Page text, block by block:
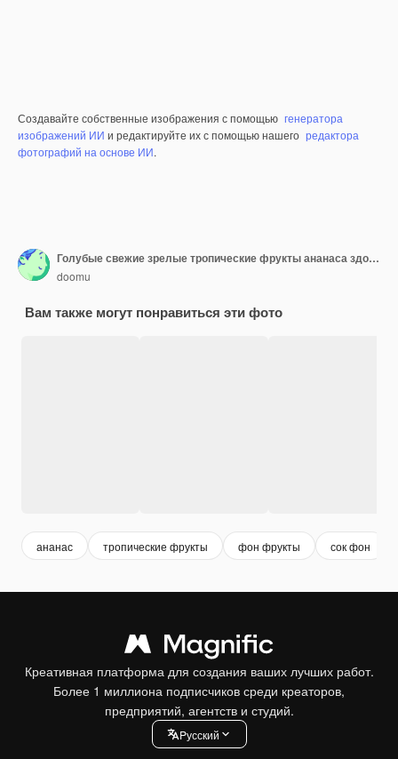
Создавайте собственные изображения с помощью генератора
изображений ИИ и редактируйте их с помощью нашего редактора
фотографий на основе ИИ.
Голубые свежие зрелые тропические фрукты ананаса здорового питания на розовом фоне. 3d рендеринг
doomu
Вам также могут понравиться эти фото
ананас тропические фрукты фон фрукты сок фон
Креативная платформа для создания ваших лучших работ.
Более 1 миллиона подписчиков среди креаторов,
предприятий, агентств и студий.
Pусский